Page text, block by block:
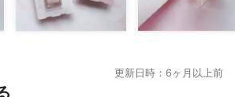
更新日時：6ヶ月以上前